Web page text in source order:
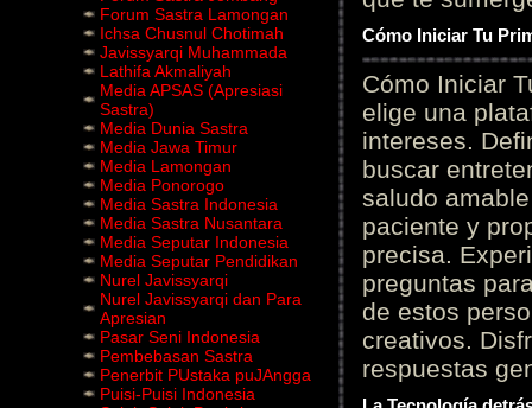
Forum Sastra Lamongan
Ichsa Chusnul Chotimah
Javissyarqi Muhammada
Lathifa Akmaliyah
Media APSAS (Apresiasi
Sastra)
Media Dunia Sastra
Media Jawa Timur
Media Lamongan
Media Ponorogo
Media Sastra Indonesia
Media Sastra Nusantara
Media Seputar Indonesia
Media Seputar Pendidikan
Nurel Javissyarqi
Nurel Javissyarqi dan Para
Apresian
Pasar Seni Indonesia
Pembebasan Sastra
Penerbit PUstaka puJAngga
Puisi-Puisi Indonesia
Cómo Iniciar Tu
Cómo Iniciar
elige una
intereses.
buscar
saludo
paciente y
precisa.
preguntas
de estos
creativos.
respuestas